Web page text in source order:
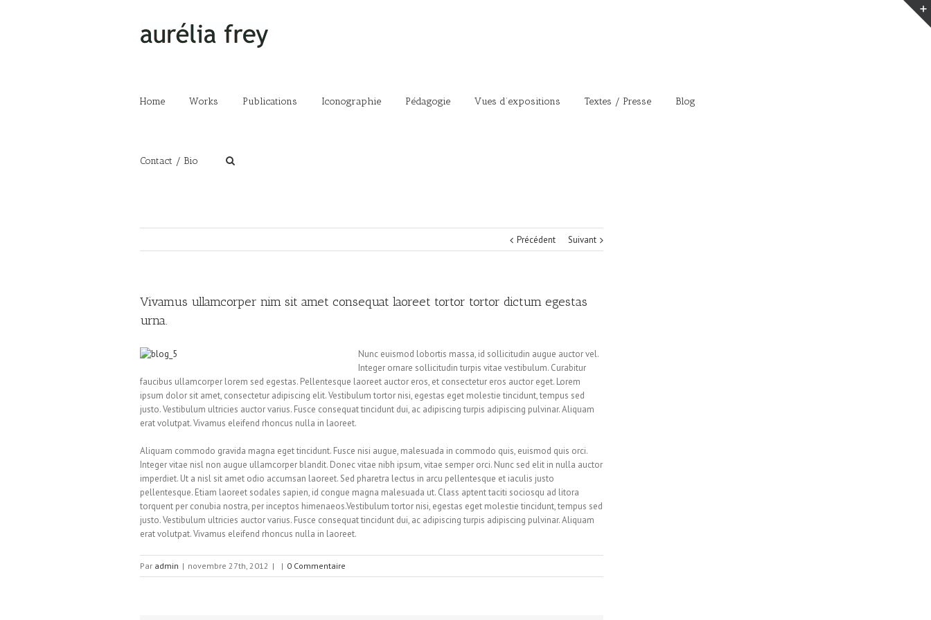
Home Works Publications Iconographie Pédagogie Vues d’expositions Textes / Presse Blog
Contact / Bio
Précédent Suivant
Vivamus ullamcorper nim sit amet consequat laoreet tortor tortor dictum egestas
urna.
Nunc euismod lobortis massa, id sollicitudin augue auctor vel.
Integer ornare sollicitudin turpis vitae vestibulum. Curabitur
faucibus ullamcorper lorem sed egestas. Pellentesque laoreet auctor eros, et consectetur eros auctor eget. Lorem
ipsum dolor sit amet, consectetur adipiscing elit. Vestibulum tortor nisi, egestas eget molestie tincidunt, tempus sed
justo. Vestibulum ultricies auctor varius. Fusce consequat tincidunt dui, ac adipiscing turpis adipiscing pulvinar. Aliquam
erat volutpat. Vivamus eleifend rhoncus nulla in laoreet.
Aliquam commodo gravida magna eget tincidunt. Fusce nisi augue, malesuada in commodo quis, euismod quis orci.
Integer vitae nisl non augue ullamcorper blandit. Donec vitae nibh ipsum, vitae semper orci. Nunc sed elit in nulla auctor
imperdiet. Ut a nisl sit amet odio accumsan laoreet. Sed pharetra lectus in arcu pellentesque et iaculis justo
pellentesque. Etiam laoreet sodales sapien, id congue magna malesuada ut. Class aptent taciti sociosqu ad litora
torquent per conubia nostra, per inceptos himenaeos.Vestibulum tortor nisi, egestas eget molestie tincidunt, tempus sed
justo. Vestibulum ultricies auctor varius. Fusce consequat tincidunt dui, ac adipiscing turpis adipiscing pulvinar. Aliquam
erat volutpat. Vivamus eleifend rhoncus nulla in laoreet.
Par admin | novembre 27th, 2012 | | 0 Commentaire